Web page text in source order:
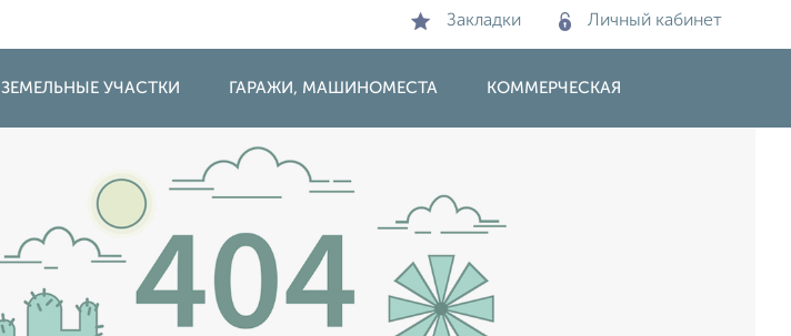
Закладки Личный кабинет
ЗЕМЕЛЬНЫЕ УЧАСТКИ ГАРАЖИ, МАШИНОМЕСТА КОММЕРЧЕСКАЯ